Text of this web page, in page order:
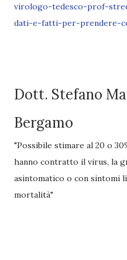
virologo-tedesco-prof-
dati-e-fatti-per-prendere-
Dott. Stefano
Bergamo
"Possibile stimare al 20 o
hanno contratto il virus, la
asintomatico o con sintomi
mortalità"